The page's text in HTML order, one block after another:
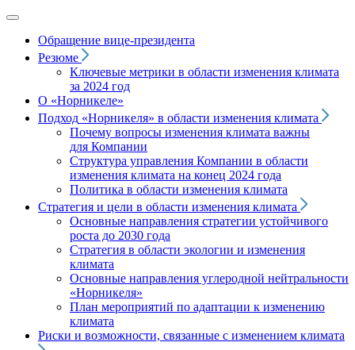
Обращение вице‑президента
Резюме
Ключевые метрики в области изменения климата
за 2024 год
О «Норникеле»
Подход «Норникеля» в области изменения климата
Почему вопросы изменения климата важны
для Компании
Структура управления Компании в области
изменения климата на конец 2024 года
Политика в области изменения климата
Стратегия и цели в области изменения климата
Основные направления стратегии устойчивого
роста до 2030 года
Стратегия в области экологии и изменения
климата
Основные направления углеродной нейтральности
«Норникеля»
План мероприятий по адаптации к изменению
климата
Риски и возможности, связанные с изменением климата